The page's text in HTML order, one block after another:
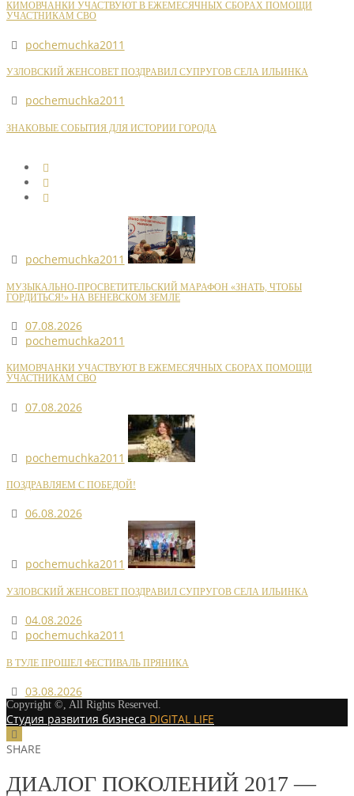
КИМОВЧАНКИ УЧАСТВУЮТ В ЕЖЕМЕСЯЧНЫХ СБОРАХ ПОМОЩИ
УЧАСТНИКАМ СВО
pochemuchka2011
УЗЛОВСКИЙ ЖЕНСОВЕТ ПОЗДРАВИЛ СУПРУГОВ СЕЛА ИЛЬИНКА
pochemuchka2011
ЗНАКОВЫЕ СОБЫТИЯ ДЛЯ ИСТОРИИ ГОРОДА
pochemuchka2011
МУЗЫКАЛЬНО-ПРОСВЕТИТЕЛЬСКИЙ МАРАФОН «ЗНАТЬ, ЧТОБЫ
ГОРДИТЬСЯ!» НА ВЕНЕВСКОМ ЗЕМЛЕ
07.08.2026
pochemuchka2011
КИМОВЧАНКИ УЧАСТВУЮТ В ЕЖЕМЕСЯЧНЫХ СБОРАХ ПОМОЩИ
УЧАСТНИКАМ СВО
07.08.2026
pochemuchka2011
ПОЗДРАВЛЯЕМ С ПОБЕДОЙ!
06.08.2026
pochemuchka2011
УЗЛОВСКИЙ ЖЕНСОВЕТ ПОЗДРАВИЛ СУПРУГОВ СЕЛА ИЛЬИНКА
04.08.2026
pochemuchka2011
В ТУЛЕ ПРОШЕЛ ФЕСТИВАЛЬ ПРЯНИКА
03.08.2026
Copyright ©, All Rights Reserved.
Студия развития бизнеса DIGITAL LIFE
SHARE
ДИАЛОГ ПОКОЛЕНИЙ 2017 —